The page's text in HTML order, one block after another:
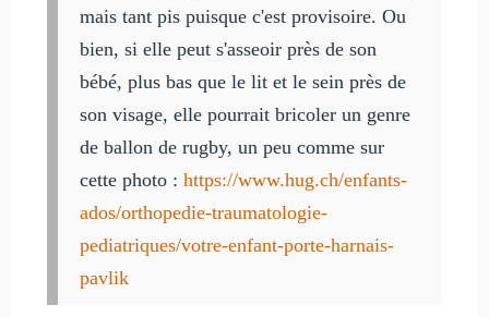
mais tant pis puisque c'est provisoire. Ou
bien, si elle peut s'asseoir près de son
bébé, plus bas que le lit et le sein près de
son visage, elle pourrait bricoler un genre
de ballon de rugby, un peu comme sur
cette photo : https://www.hug.ch/enfants-
ados/orthopedie-traumatologie-
pediatriques/votre-enfant-porte-harnais-
pavlik